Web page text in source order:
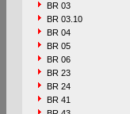
BR 03
BR 03.10
BR 04
BR 05
BR 06
BR 23
BR 24
BR 41